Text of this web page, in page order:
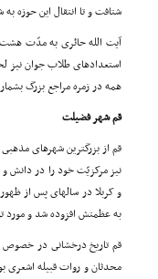
شتافت و تا انتقال این حوزه
آیت الله حائرى به مدّت
استعدادهاى طلاب جوان نیز
همه در زمره مراجع بزرگ
قم شهر فضیلت
قم از بزرگترین شهرهاى
نیز مرکزیّت خود را در دانش
و کربلا در سالهاى پس از
به عظمتش افزوده شد و مورد
قم تاریخ درخشانى در خصوص
محدثان و روات قبیله اشعرى